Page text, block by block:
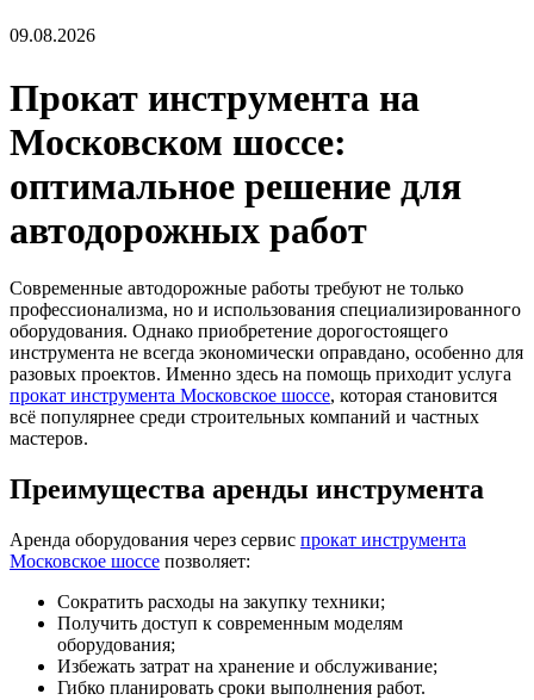
09.08.2026
Прокат инструмента на
Московском шоссе:
оптимальное решение для
автодорожных работ
Современные автодорожные работы требуют не только
профессионализма, но и использования специализированного
оборудования. Однако приобретение дорогостоящего
инструмента не всегда экономически оправдано, особенно для
разовых проектов. Именно здесь на помощь приходит услуга
прокат инструмента Московское шоссе, которая становится
всё популярнее среди строительных компаний и частных
мастеров.
Преимущества аренды инструмента
Аренда оборудования через сервис прокат инструмента
Московское шоссе позволяет:
Сократить расходы на закупку техники;
Получить доступ к современным моделям
оборудования;
Избежать затрат на хранение и обслуживание;
Гибко планировать сроки выполнения работ.